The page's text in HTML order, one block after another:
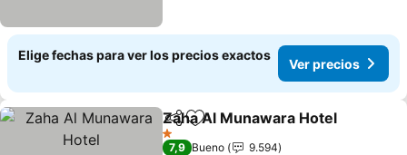
Elige fechas para ver los precios exactos
Ver precios
CompartirAgregar a favoritos
Zaha Al Munawara Hotel
1 Estrellas
7,9 Bueno
9.594